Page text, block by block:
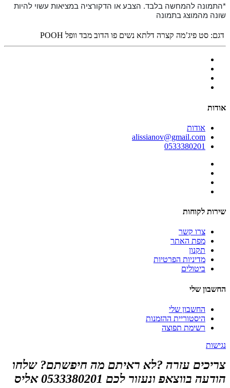
*התמונה להמחשה בלבד. הצבע או הדקורציה במציאות עשוי להיות
שונה מהמוצג בתמונה
דגם: סט פיג’מה קצרה דלתא נשים פו הדוב מבד וופל POOH
אודות
אודות
alissianov@gmail.com
0533380201
שירות לקוחות
צרו קשר
מפת האתר
תקנון
מדיניות הפרטיות
ביטולים
החשבון שלי
החשבון שלי
היסטוריית ההזמנות
רשימת תפוצה
נגישות
צריכים עזרה ?לא ראיתם מה חיפשתם? שלחו
הודעה בווצאפ ונעזור לכם 0533380201 אליס